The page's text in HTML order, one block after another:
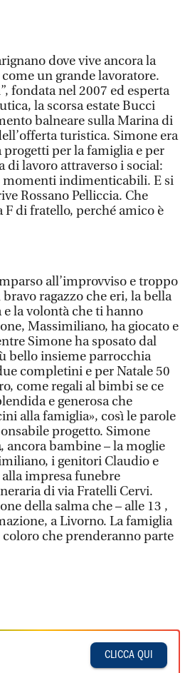
dove vive ancora la
un grande lavoratore.
fondata nel 2007 ed esperta
la scorsa estate Bucci
balneare sulla Marina di
turistica. Simone era
per la famiglia e per
di lavoro attraverso i social:
momenti indimenticabili. E si
Rossano Pelliccia. Che
F di fratello, perché amico è
all’improvviso e troppo
ragazzo che eri, la bella
la volontà che ti hanno
Massimiliano, ha giocato e
Simone ha sposato dal
bello insieme parrocchia
completini e per Natale 50
come regali al bimbi se ce
e generosa che
alla famiglia», così le parole
progetto. Simone
, ancora bambine – la moglie
i genitori Claudio e
impresa funebre
di via Fratelli Cervi.
della salma che – alle 13 ,
a Livorno. La famiglia
che prenderanno parte
CLICCA QUI